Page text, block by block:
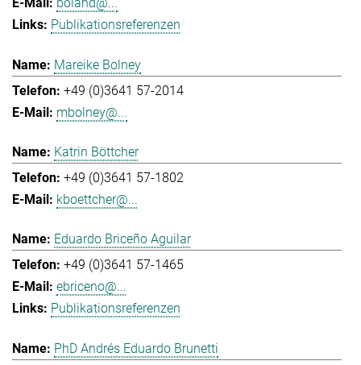
Publikationsreferenzen
Mareike Bolney
+49 (0)3641 57-2014
mbolney@...
Katrin Böttcher
+49 (0)3641 57-1802
kboettcher@...
Eduardo Briceño Aguilar
+49 (0)3641 57-1465
ebriceno@...
Publikationsreferenzen
PhD Andrés Eduardo Brunetti